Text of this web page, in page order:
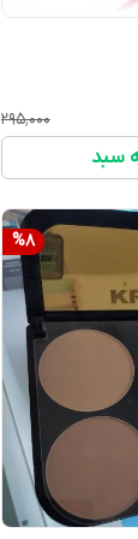
۲۹۵٬۰۰۰
سبد
%8